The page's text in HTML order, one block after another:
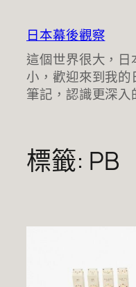
日本幕後觀察
這個世界很大，日
小，歡迎來到我的
筆記，認識更深入
標籤: PB